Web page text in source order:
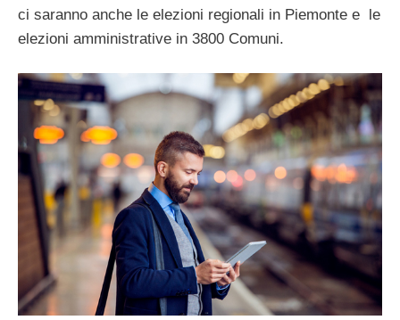
ci saranno anche le elezioni regionali in Piemonte e le
elezioni amministrative in 3800 Comuni.